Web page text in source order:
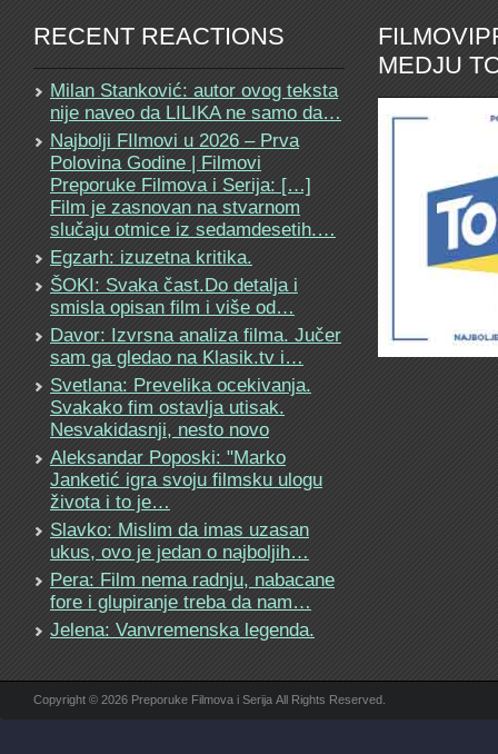
RECENT REACTIONS
Milan Stanković: autor ovog teksta
nije naveo da LILIKA ne samo da…
Najbolji FIlmovi u 2026 – Prva
Polovina Godine | Filmovi
Preporuke Filmova i Serija: […]
Film je zasnovan na stvarnom
slučaju otmice iz sedamdesetih.…
Egzarh: izuzetna kritika.
ŠOKI: Svaka čast.Do detalja i
smisla opisan film i više od…
Davor: Izvrsna analiza filma. Jučer
sam ga gledao na Klasik.tv i…
Svetlana: Prevelika ocekivanja.
Svakako fim ostavlja utisak.
Nesvakidasnji, nesto novo
Aleksandar Poposki: "Marko
Janketić igra svoju filmsku ulogu
života i to je…
Slavko: Mislim da imas uzasan
ukus, ovo je jedan o najboljih…
Pera: Film nema radnju, nabacane
fore i glupiranje treba da nam…
Jelena: Vanvremenska legenda.
MEDJU
Copyright © 2026 Preporuke Filmova i Serija All Rights Reserved.